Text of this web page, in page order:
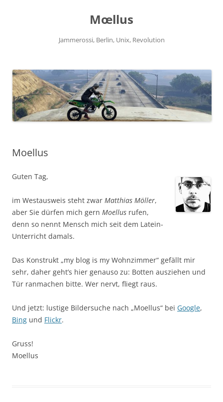
Mœllus
Jammerossi, Berlin, Unix, Revolution
Moellus
Guten Tag,
im Westausweis steht zwar Matthias Möller,
aber Sie dürfen mich gern Moellus rufen,
denn so nennt Mensch mich seit dem Latein-
Unterricht damals.
Das Konstrukt „my blog is my Wohnzimmer“ gefällt mir
sehr, daher geht’s hier genauso zu: Botten ausziehen und
Tür ranmachen bitte. Wer nervt, fliegt raus.
Und jetzt: lustige Bildersuche nach „Moellus“ bei Google,
Bing und Flickr.
Gruss!
Moellus